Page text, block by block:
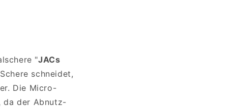
"JACs
schneidet,
Die Micro-
da der Abnutz-